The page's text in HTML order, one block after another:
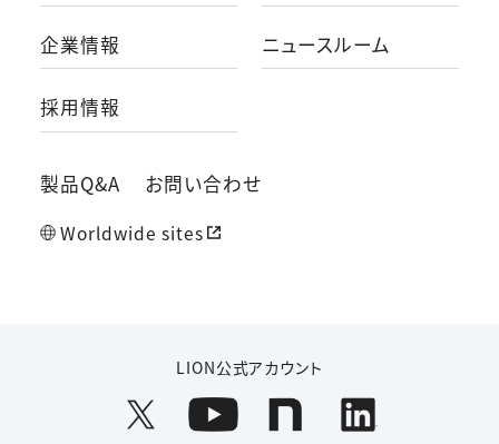
企業情報 ニュースルーム
採用情報
製品Q&A お問い合わせ
Worldwide sites
LION公式アカウント